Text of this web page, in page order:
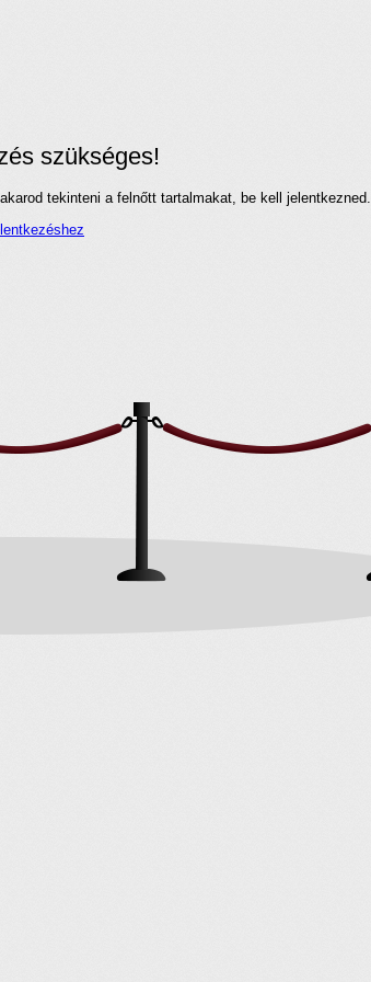
szükséges!
tekinteni a felnőtt tartalmakat, be kell jelentkezned.